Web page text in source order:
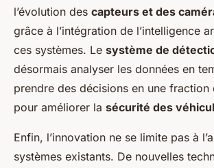
l’évolution des capteurs et des
grâce à l’intégration de l’intelligence
ces systèmes. Le système de
désormais analyser les données en
prendre des décisions en une fraction
pour améliorer la sécurité des
Enfin, l’innovation ne se limite pas à
systèmes existants. De nouvelles